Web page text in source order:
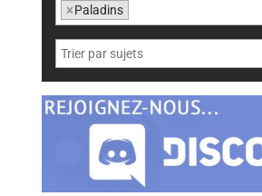
×Paladins